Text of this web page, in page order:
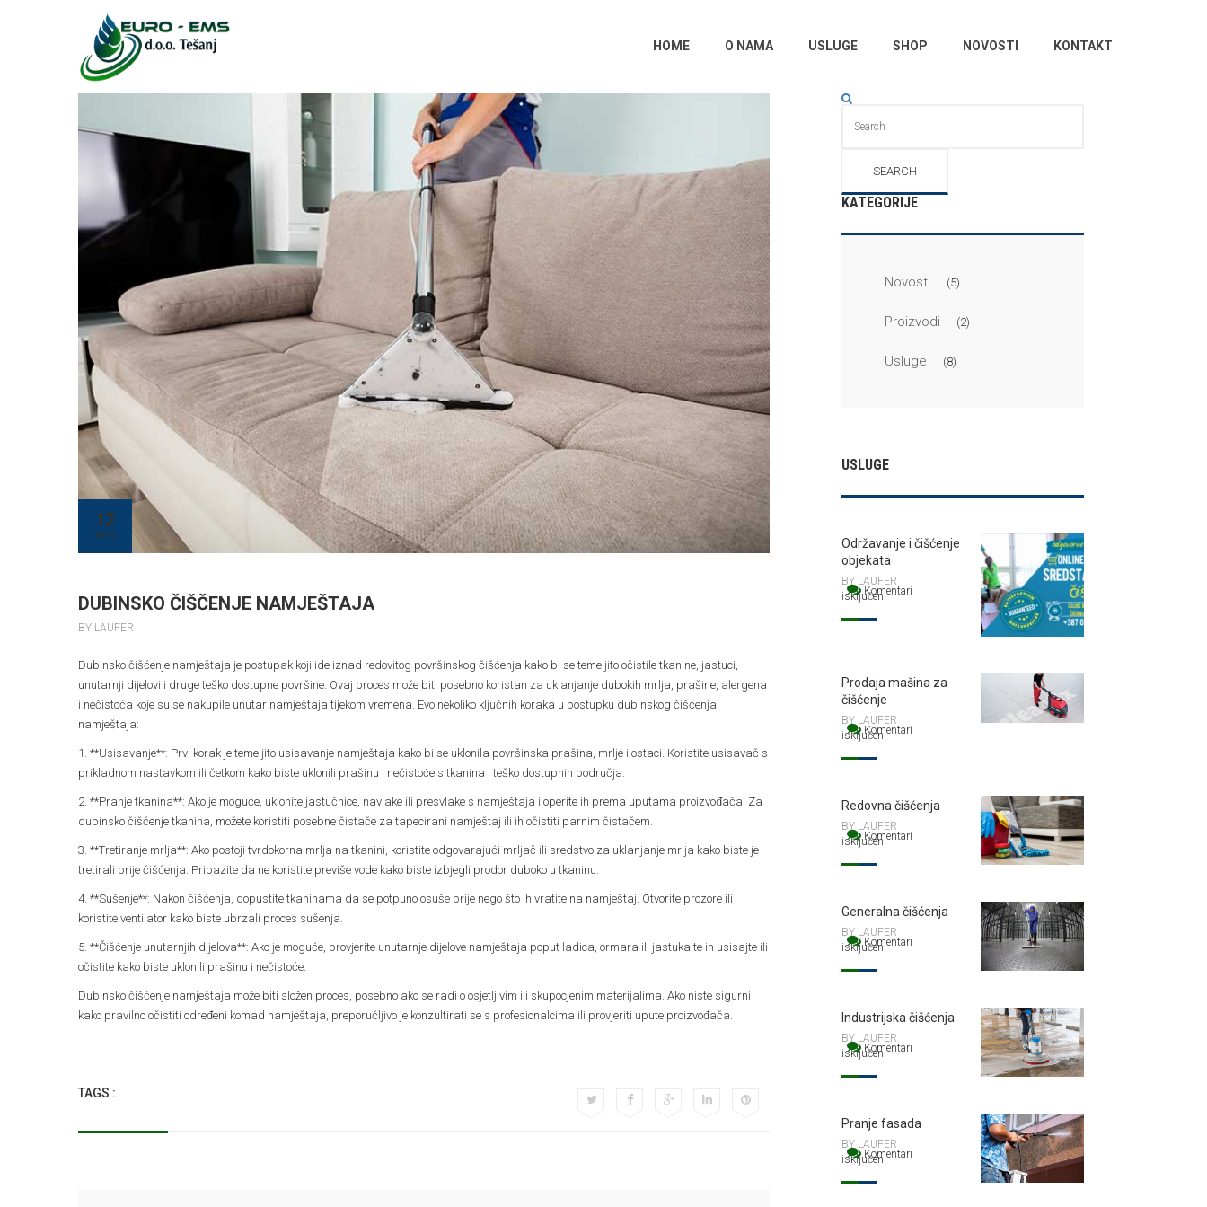
HOME O NAMA USLUGE SHOP NOVOSTI KONTAKT
12
APR
DUBINSKO ČIŠČENJE NAMJEŠTAJA
BY LAUFER
Dubinsko čišćenje namještaja je postupak koji ide iznad redovitog površinskog čišćenja kako bi se temeljito očistile tkanine, jastuci,
unutarnji dijelovi i druge teško dostupne površine. Ovaj proces može biti posebno koristan za uklanjanje dubokih mrlja, prašine, alergena
i nečistoća koje su se nakupile unutar namještaja tijekom vremena. Evo nekoliko ključnih koraka u postupku dubinskog čišćenja
namještaja:
1. **Usisavanje**: Prvi korak je temeljito usisavanje namještaja kako bi se uklonila površinska prašina, mrlje i ostaci. Koristite usisavač s
prikladnom nastavkom ili četkom kako biste uklonili prašinu i nečistoće s tkanina i teško dostupnih područja.
2. **Pranje tkanina**: Ako je moguće, uklonite jastučnice, navlake ili presvlake s namještaja i operite ih prema uputama proizvođača. Za
dubinsko čišćenje tkanina, možete koristiti posebne čistače za tapecirani namještaj ili ih očistiti parnim čistačem.
3. **Tretiranje mrlja**: Ako postoji tvrdokorna mrlja na tkanini, koristite odgovarajući mrljač ili sredstvo za uklanjanje mrlja kako biste je
tretirali prije čišćenja. Pripazite da ne koristite previše vode kako biste izbjegli prodor duboko u tkaninu.
4. **Sušenje**: Nakon čišćenja, dopustite tkaninama da se potpuno osuše prije nego što ih vratite na namještaj. Otvorite prozore ili
koristite ventilator kako biste ubrzali proces sušenja.
5. **Čišćenje unutarnjih dijelova**: Ako je moguće, provjerite unutarnje dijelove namještaja poput ladica, ormara ili jastuka te ih usisajte ili
očistite kako biste uklonili prašinu i nečistoće.
Dubinsko čišćenje namještaja može biti složen proces, posebno ako se radi o osjetljivim ili skupocjenim materijalima. Ako niste sigurni
kako pravilno očistiti određeni komad namještaja, preporučljivo je konzultirati se s profesionalcima ili provjeriti upute proizvođača.
TAGS :
KATEGORIJE
Novosti (5)
Proizvodi (2)
Usluge (8)
USLUGE
Održavanje i čišćenje
objekata
BY LAUFER
Komentari
isključeni
Prodaja mašina za
čišćenje
BY LAUFER
Komentari
isključeni
Redovna čišćenja
BY LAUFER
Komentari
isključeniza Redovna čišćenja
Generalna čišćenja
BY LAUFER
Komentari
isključeniza Generalna čišćenja
Industrijska čišćenja
BY LAUFER
Komentari
isključeniza Industrijska čišćenja
Pranje fasada
BY LAUFER
Komentari
isključeniza Pranje fasada